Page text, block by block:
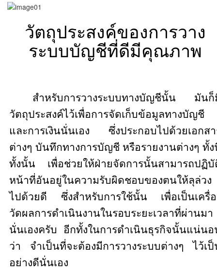
วัตถุประสงค์ของการวาง
ระบบบัญชีที่ดีมีคุณภาพ
สำหรับการวางระบบทางบัญชีนั้น มันก็
วัตถุประสงค์ไว้เพื่อการจัดเก็บข้อมูลทางบัญชี
และการเงินนั่นเอง ซึ่งประกอบไปด้วยเอกส
ต่างๆ บันทึกทางการบัญชี หรือรายงานต่างๆ ทั้
ทั้งนั้น เพื่อช่วยให้ฝ่ายจัดการนั้นสามารถปฏิบั
หน้าที่อันอยู่ในความรับผิดชอบของตนให้ลุล่วง
ไปด้วยดี ซึ่งสำหรับการใช้นั้น เพื่อเป็นเครื่อ
วัดผลการดำเนินงานในรอบระยะเวลาที่ผ่านมา
นั่นเองครับ อีกทั้งในการดำเนินธุรกิจนั้นแน่น
ว่า จำเป็นที่จะต้องมีการวางระบบต่างๆ ไว้เ
อย่างดีนั่นเอง